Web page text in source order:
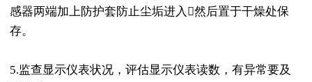
感器两端加上防护套防止尘垢进入然后置于干燥处保
存。
5.监查显示仪表状况，评估显示仪表读数，有异常要及